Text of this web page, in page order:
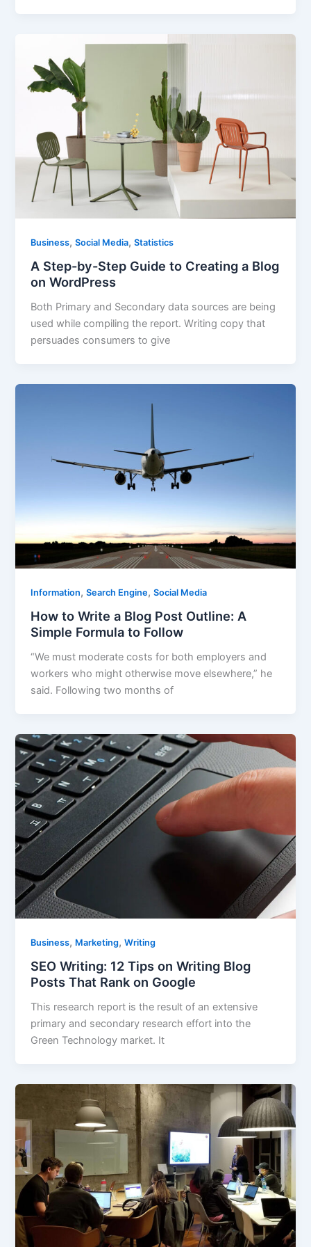
Business,Social Media,Statistics
A Step-by-Step Guide to Creating a Blog
on WordPress
Both Primary and Secondary data sources are being
used while compiling the report. Writing copy that
persuades consumers to give
Information,Search Engine,Social Media
How to Write a Blog Post Outline: A
Simple Formula to Follow
“We must moderate costs for both employers and
workers who might otherwise move elsewhere,” he
said. Following two months of
Business, Marketing,Writing
SEO Writing: 12 Tips on Writing Blog
Posts That Rank on Google
This research report is the result of an extensive
primary and secondary research effort into the
Green Technology market. It